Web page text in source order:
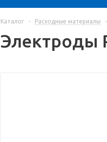
Каталог - Расходные материалы -
Электроды